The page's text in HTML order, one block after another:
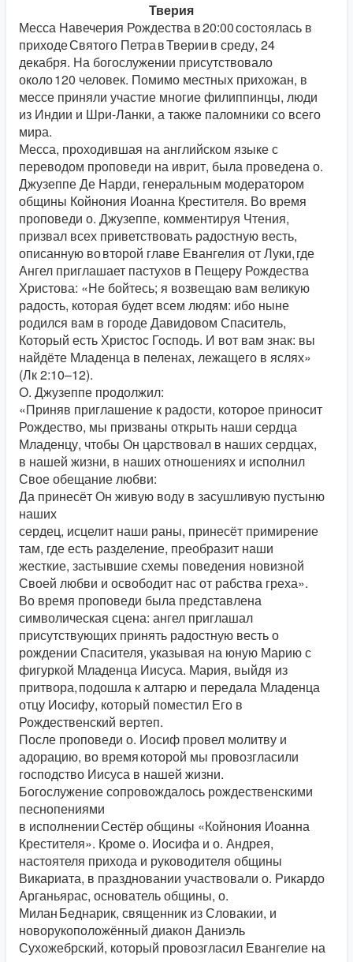
Тверия
Месса Навечерия Рождества в 20:00 состоялась в
приходе Святого Петра в Тверии в среду, 24
декабря. На богослужении присутствовало
около 120 человек. Помимо местных прихожан, в
мессе приняли участие многие филиппинцы, люди
из Индии и Шри-Ланки, а также паломники со всего
мира.
Месса, проходившая на английском языке с
переводом проповеди на иврит, была проведена о.
Джузеппе Де Нарди, генеральным модератором
общины Койнония Иоанна Крестителя. Во время
проповеди о. Джузеппе, комментируя Чтения,
призвал всех приветствовать радостную весть,
описанную во второй главе Евангелия от Луки, где
Ангел приглашает пастухов в Пещеру Рождества
Христова: «Не бойтесь; я возвещаю вам великую
радость, которая будет всем людям: ибо ныне
родился вам в городе Давидовом Спаситель,
Который есть Христос Господь. И вот вам знак: вы
найдёте Младенца в пеленах, лежащего в яслях»
(Лк 2:10–12).
О. Джузеппе продолжил:
«Приняв приглашение к радости, которое приносит
Рождество, мы призваны открыть наши сердца
Младенцу, чтобы Он царствовал в наших сердцах,
в нашей жизни, в наших отношениях и исполнил
Свое обещание любви:
Да принесёт Он живую воду в засушливую пустыню
наших
сердец, исцелит наши раны, принесёт примирение
там, где есть разделение, преобразит наши
жесткие, застывшие схемы поведения новизной
Своей любви и освободит нас от рабства греха».
Во время проповеди была представлена
символическая сцена: ангел приглашал
присутствующих принять радостную весть о
рождении Спасителя, указывая на юную Марию с
фигуркой Младенца Иисуса. Мария, выйдя из
притвора, подошла к алтарю и передала Младенца
отцу Иосифу, который поместил Его в
Рождественский вертеп.
После проповеди о. Иосиф провел молитву и
адорацию, во время которой мы провозгласили
господство Иисуса в нашей жизни.
Богослужение сопровождалось рождественскими
песнопениями
в исполнении Сестёр общины «Койнония Иоанна
Крестителя». Кроме о. Иосифа и о. Андрея,
настоятеля прихода и руководителя общины
Викариата, в праздновании участвовали о. Рикардо
Арганьярас, основатель общины, о.
Милан Беднарик, священник из Словакии, и
новорукоположённый диакон Даниэль
Сухожебрский, который провозгласил Евангелие на